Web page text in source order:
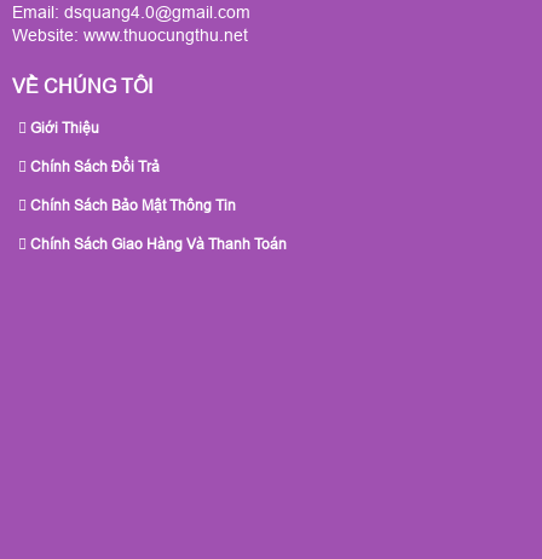
Email: dsquang4.0@gmail.com
Website: www.thuocungthu.net
VỀ CHÚNG TÔI
Giới Thiệu
Chính Sách Đổi Trả
Chính Sách Bảo Mật Thông Tin
Chính Sách Giao Hàng Và Thanh Toán